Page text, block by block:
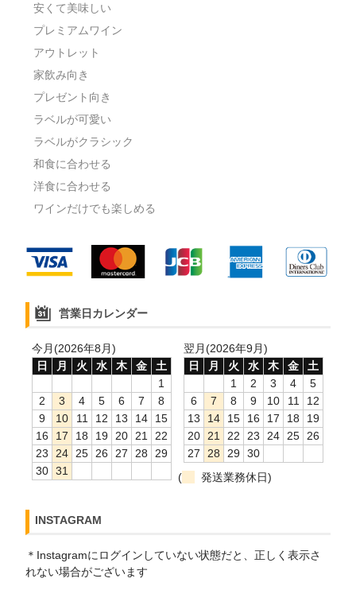
安くて美味しい
プレミアムワイン
アウトレット
家飲み向き
プレゼント向き
ラベルが可愛い
ラベルがクラシック
和食に合わせる
洋食に合わせる
ワインだけでも楽しめる
営業日カレンダー
今月(2026年8月)
日
月 火 水 木 金
土
1
2
3 4 5 6 7
8
9
10 11 12 13 14
15
16
17 18 19 20 21
22
23
24 25 26 27 28
29
30 31
翌月(2026年9月)
日
月 火 水 木 金
土
1
2 3 4
5
6
7 8 9 10 11
12
13
14 15 16 17 18
19
20
21 22 23 24 25
26
27
28 29
30
(
発送業務休日)
INSTAGRAM
＊Instagramにログインしていない状態だと、正しく表示さ
れない場合がございます